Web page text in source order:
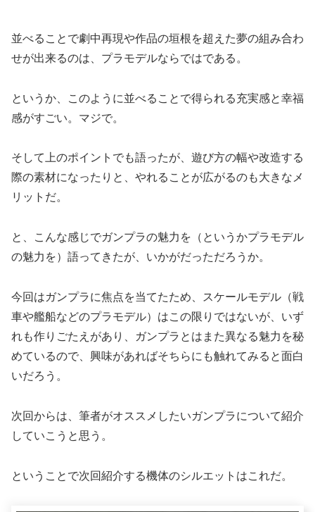
並べることで劇中再現や作品の垣根を超えた夢の組み合わ
せが出来るのは、プラモデルならではである。
というか、このように並べることで得られる充実感と幸福
感がすごい。マジで。
そして上のポイントでも語ったが、遊び方の幅や改造する
際の素材になったりと、やれることが広がるのも大きなメ
リットだ。
と、こんな感じでガンプラの魅力を（というかプラモデル
の魅力を）語ってきたが、いかがだっただろうか。
今回はガンプラに焦点を当てたため、スケールモデル（戦
車や艦船などのプラモデル）はこの限りではないが、いず
れも作りごたえがあり、ガンプラとはまた異なる魅力を秘
めているので、興味があればそちらにも触れてみると面白
いだろう。
次回からは、筆者がオススメしたいガンプラについて紹介
していこうと思う。
ということで次回紹介する機体のシルエットはこれだ。